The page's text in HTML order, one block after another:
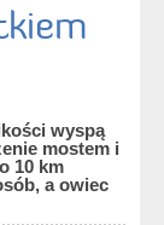
wyspą
mostem i
10 km
a owiec